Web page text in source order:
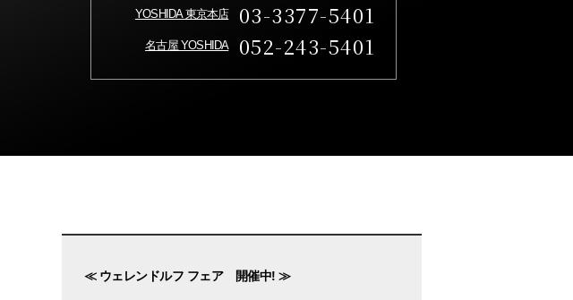
YOSHIDA 東京本店 03-3377-5401
名古屋 YOSHIDA 052-243-5401
≪ ウェレンドルフ フェア 開催中! ≫